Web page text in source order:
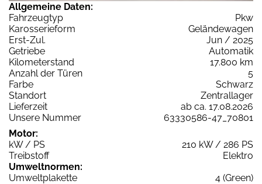
Allgemeine Daten:
Fahrzeugtyp
Pkw
Karosserieform
Geländewagen
Erst-Zul.
Jun / 2025
Getriebe
Automatik
Kilometerstand
17.800 km
Anzahl der Türen
5
Farbe
Schwarz
Standort
Zentrallager
Lieferzeit
ab ca. 17.08.2026
Unsere Nummer
63330586-47_70801
Motor:
kW / PS
210 kW / 286 PS
Treibstoff
Elektro
Umweltnormen:
Umweltplakette
4 (Green)